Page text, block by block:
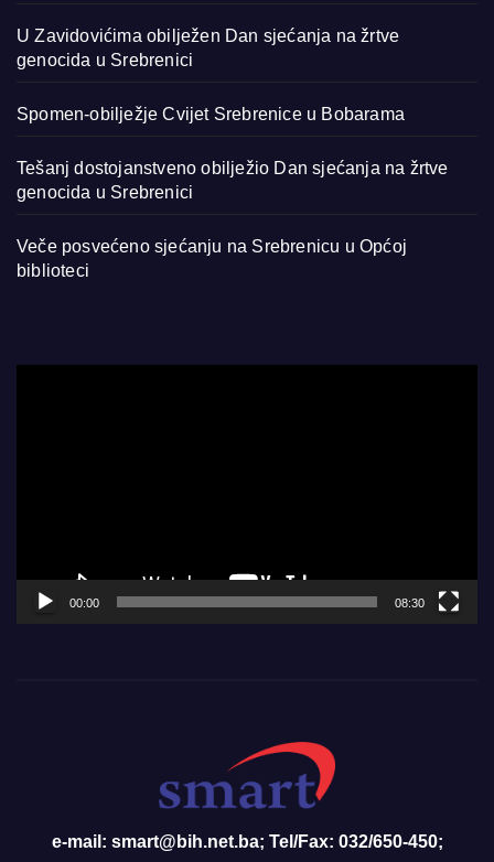
U Zavidovićima obilježen Dan sjećanja na žrtve
genocida u Srebrenici
Spomen-obilježje Cvijet Srebrenice u Bobarama
Tešanj dostojanstveno obilježio Dan sjećanja na žrtve
genocida u Srebrenici
Veče posvećeno sjećanju na Srebrenicu u Općoj
biblioteci
00:00 08:30
e-mail: smart@bih.net.ba; Tel/Fax: 032/650-450;